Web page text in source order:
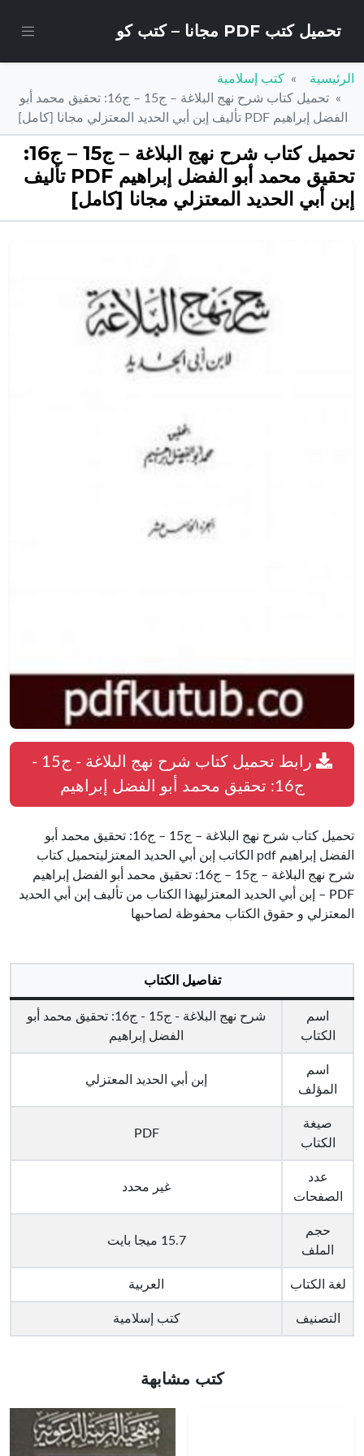
تحميل كتب PDF مجانا – كتب كو
الرئيسية
كتب إسلامية
تحميل كتاب شرح نهج البلاغة – ج15 – ج16: تحقيق محمد أبو
الفضل إبراهيم PDF تأليف إبن أبي الحديد المعتزلي مجانا [كامل]
تحميل كتاب شرح نهج البلاغة – ج15 – ج16:
تحقيق محمد أبو الفضل إبراهيم PDF تأليف
إبن أبي الحديد المعتزلي مجانا [كامل]
رابط تحميل كتاب شرح نهج البلاغة - ج15 -
ج16: تحقيق محمد أبو الفضل إبراهيم
تحميل كتاب شرح نهج البلاغة – ج15 – ج16: تحقيق محمد أبو
الفضل إبراهيم pdf الكاتب إبن أبي الحديد المعتزليتحميل كتاب
شرح نهج البلاغة – ج15 – ج16: تحقيق محمد أبو الفضل إبراهيم
PDF – إبن أبي الحديد المعتزليهذا الكتاب من تأليف إبن أبي الحديد
المعتزلي و حقوق الكتاب محفوظة لصاحبها
تفاصيل الكتاب
اسم
الكتاب
شرح نهج البلاغة - ج15 - ج16: تحقيق محمد أبو
الفضل إبراهيم
اسم
المؤلف
إبن أبي الحديد المعتزلي
صيغة
الكتاب
PDF
عدد
الصفحات
غير محدد
حجم
الملف
15.7 ميجا بايت
لغة الكتاب العربية
التصنيف كتب إسلامية
كتب مشابهة